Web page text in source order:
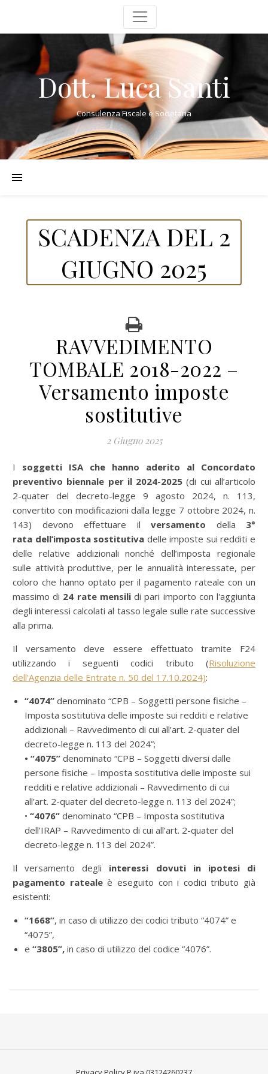
Dott. Luca Santi
Consulenza Fiscale e Societaria
SCADENZA DEL 2
GIUGNO 2025
RAVVEDIMENTO
TOMBALE 2018-2022 –
Versamento imposte
sostitutive
2 Giugno 2025
I soggetti ISA che hanno aderito al Concordato
preventivo biennale per il 2024-2025 (di cui all’articolo
2-quater del decreto-legge 9 agosto 2024, n. 113,
convertito con modificazioni dalla legge 7 ottobre 2024, n.
143) devono effettuare il versamento della 3°
rata dell’imposta sostitutiva delle imposte sui redditi e
delle relative addizionali nonché dell’imposta regionale
sulle attività produttive, per le annualità interessate, per
coloro che hanno optato per il pagamento rateale con un
massimo di 24 rate mensilidi pari importo con l'aggiunta
degli interessi calcolati al tasso legale sulle rate successive
alla prima.
Il versamento deve essere effettuato tramite F24
utilizzando i seguenti codici tributo (Risoluzione
dell'Agenzia delle Entrate n. 50 del 17.10.2024):
“4074” denominato “CPB – Soggetti persone fisiche –
Imposta sostitutiva delle imposte sui redditi e relative
addizionali – Ravvedimento di cui all’art. 2-quater del
decreto-legge n. 113 del 2024”;
• “4075” denominato “CPB – Soggetti diversi dalle
persone fisiche – Imposta sostitutiva delle imposte sui
redditi e relative addizionali – Ravvedimento di cui
all’art. 2-quater del decreto-legge n. 113 del 2024”;
• “4076” denominato “CPB – Imposta sostitutiva
dell’IRAP – Ravvedimento di cui all’art. 2-quater del
decreto-legge n. 113 del 2024”.
Il versamento degli interessi dovuti in ipotesi di
pagamento ratealeè eseguito con i codici tributo già
esistenti:
“1668”, in caso di utilizzo dei codici tributo “4074” e
“4075”,
e “3805”, in caso di utilizzo del codice “4076”.